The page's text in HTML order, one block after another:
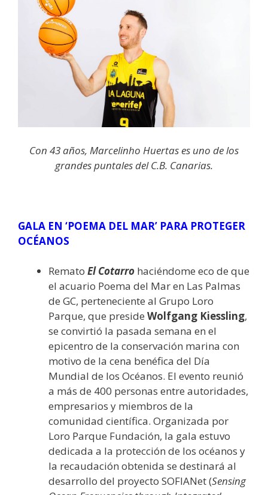
Con 43 años, Marcelinho Huertas es uno de los
grandes puntales del C.B. Canarias.
GALA EN ‘POEMA DEL MAR’ PARA PROTEGER
OCÉANOS
Remato El Cotarro haciéndome eco de que
el acuario Poema del Mar en Las Palmas
de GC, perteneciente al Grupo Loro
Parque, que preside Wolfgang Kiessling,
se convirtió la pasada semana en el
epicentro de la conservación marina con
motivo de la cena benéfica del Día
Mundial de los Océanos. El evento reunió
a más de 400 personas entre autoridades,
empresarios y miembros de la
comunidad científica. Organizada por
Loro Parque Fundación, la gala estuvo
dedicada a la protección de los océanos y
la recaudación obtenida se destinará al
desarrollo del proyecto SOFIANet (Sensing